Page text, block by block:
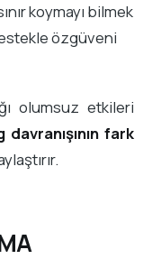
koymayı bilmek
özgüveni
olumsuz etkileri
davranışının fark